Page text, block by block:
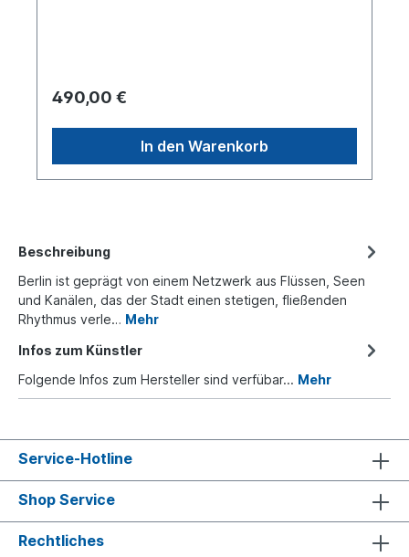
490,00 €
In den Warenkorb
Beschreibung
Berlin ist geprägt von einem Netzwerk aus Flüssen, Seen
und Kanälen, das der Stadt einen stetigen, fließenden
Rhythmus verle… Mehr
Infos zum Künstler
Folgende Infos zum Hersteller sind verfübar... Mehr
Service-Hotline
Shop Service
Rechtliches